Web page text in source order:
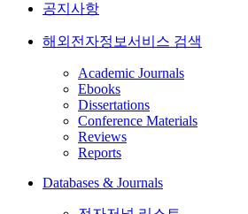
공지사항
해외전자정보서비스 검색
Academic Journals
Ebooks
Dissertations
Conference Materials
Reviews
Reports
Databases & Journals